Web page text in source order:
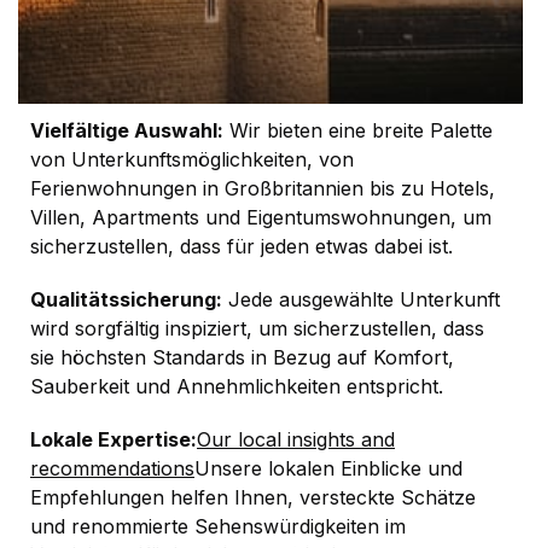
Vielfältige Auswahl: Wir bieten eine breite Palette
von Unterkunftsmöglichkeiten, von
Ferienwohnungen in Großbritannien bis zu Hotels,
Villen, Apartments und Eigentumswohnungen, um
sicherzustellen, dass für jeden etwas dabei ist.
Qualitätssicherung: Jede ausgewählte Unterkunft
wird sorgfältig inspiziert, um sicherzustellen, dass
sie höchsten Standards in Bezug auf Komfort,
Sauberkeit und Annehmlichkeiten entspricht.
Lokale Expertise:Our local insights and
recommendationsUnsere lokalen Einblicke und
Empfehlungen helfen Ihnen, versteckte Schätze
und renommierte Sehenswürdigkeiten im